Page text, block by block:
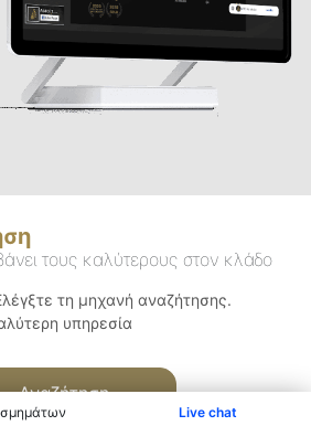
Live chat
τους καλύτερους στον κλάδο
τη μηχανή αναζήτησης.
υπηρεσία
Αναζήτηση